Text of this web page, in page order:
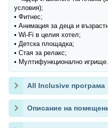
условия);
• Фитнес;
• Анимация за деца и
• Wi-Fi в целия хотел;
• Детска площадка;
• Стая за релакс;
• Мултифункционално игрище.
All Inclusive програма
Описание на